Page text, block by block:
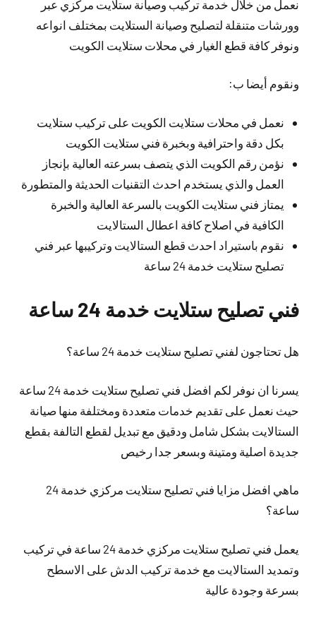
نعمل من خلال خدمة تركيب وصيانة ستلايت مركزي عبر
وورشات متنقلة لتصليح وصيانة الستلايت بمختلف انواعه
ونوفر كافة قطع الغيار في محلات ستلايت الكويت
ونقوم أيضا ب:
نعمل في محلات ستلايت الكويت على تركيب ستلايت
بكل دقة واحترافية وبخبرة فني ستلايت الكويت
نؤمن رقم الكويت الذي يتصف بسرعته العالية بإنجاز
العمل والذي يستخدم احدث التقنيات الحديثة والمتطورة
يمتاز فني ستلايت الكويت بالسرعة العالية والخبرة
الكافية في اصلاح كافة اعطال الستالايت
نقوم باستيراد احدث قطع الستالايت وتركيبها عبر فني
تصليح ستلايت خدمة 24 ساعة
فني تصليح ستلايت خدمة 24 ساعة
هل تحتاجون لفني تصليح ستلايت خدمة 24 ساعة؟
يسرنا ان نوفر لكم افضل فني تصليح ستلايت خدمة 24 ساعة
حيث نعمل على تقديم خدمات متعددة ومختلفة منها صيانة
الستالايت بشكل شامل ودقيق مع تبديل لقطع التالفة بقطع
جديدة اصلية ومتينة وبسعر جدا رخيص
ماهي افضل مزايا فني تصليح ستلايت مركزي خدمة 24
ساعة؟
يعمل فني تصليح ستلايت مركزي خدمة 24 ساعة في تركيب
وتمديد الستالايت مع خدمة تركيب الدش على الاسطح
بسرعة وجودة عالية